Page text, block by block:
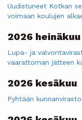
Uudistuneet Kotkan
voimaan koulujen
2026 heinäkuu
Lupa- ja
vaarattoman jätteen
2026 kesäkuu
Pyhtään